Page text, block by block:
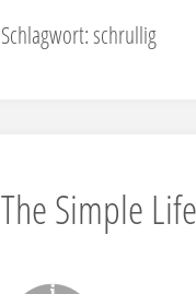
V
O
Schlagwort:schrullig
The Simple Life